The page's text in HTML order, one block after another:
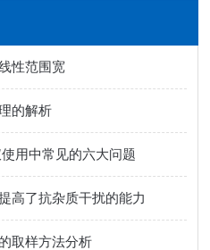
性范围宽
的解析
用中常见的六大问题
高了抗杂质干扰的能力
取样方法分析